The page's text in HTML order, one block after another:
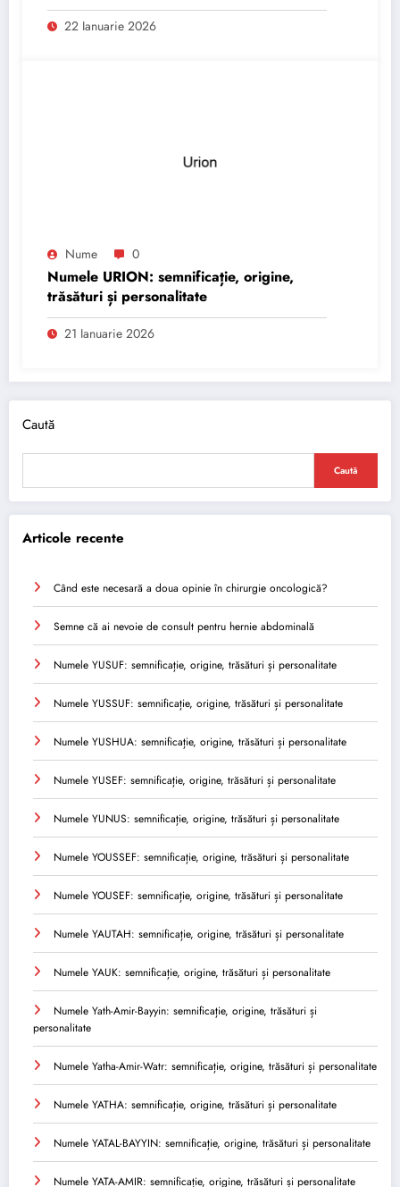
22 Ianuarie 2026
Nume 0
Numele URION: semnificație, origine,
trăsături și personalitate
21 Ianuarie 2026
Caută
Caută
Articole recente
Când este necesară a doua opinie în chirurgie oncologică?
Semne că ai nevoie de consult pentru hernie abdominală
Numele YUSUF: semnificație, origine, trăsături și personalitate
Numele YUSSUF: semnificație, origine, trăsături și personalitate
Numele YUSHUA: semnificație, origine, trăsături și personalitate
Numele YUSEF: semnificație, origine, trăsături și personalitate
Numele YUNUS: semnificație, origine, trăsături și personalitate
Numele YOUSSEF: semnificație, origine, trăsături și personalitate
Numele YOUSEF: semnificație, origine, trăsături și personalitate
Numele YAUTAH: semnificație, origine, trăsături și personalitate
Numele YAUK: semnificație, origine, trăsături și personalitate
Numele Yath-Amir-Bayyin: semnificație, origine, trăsături și
personalitate
Numele Yatha-Amir-Watr: semnificație, origine, trăsături și personalitate
Numele YATHA: semnificație, origine, trăsături și personalitate
Numele YATAL-BAYYIN: semnificație, origine, trăsături și personalitate
Numele YATA-AMIR: semnificație, origine, trăsături și personalitate